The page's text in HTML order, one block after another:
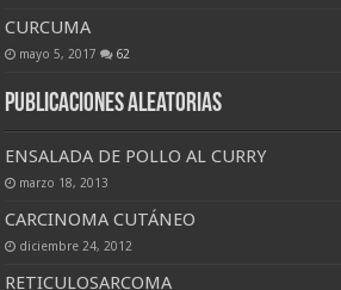
CURCUMA
mayo 5, 2017 62
Publicaciones Aleatorias
ENSALADA DE POLLO AL CURRY
marzo 18, 2013
CARCINOMA CUTÁNEO
diciembre 24, 2012
RETICULOSARCOMA